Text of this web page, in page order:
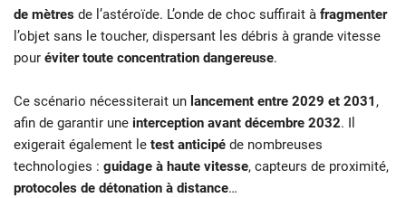
de mètres de l’astéroïde. L’onde de choc suffirait à fragmenter
l’objet sans le toucher, dispersant les débris à grande vitesse
pour éviter toute concentration dangereuse.
Ce scénario nécessiterait un lancement entre 2029 et 2031 ,
afin de garantir une interception avant décembre 2032. Il
exigerait également le test anticipé de nombreuses
technologies : guidage à haute vitesse, capteurs de proximité,
protocoles de détonation à distance…